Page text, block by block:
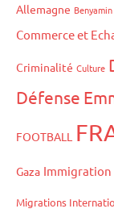
Allemagne
Commerce et
Criminalité Culture
Défense
FOOTBALL
Gaza Immigration
Migrations